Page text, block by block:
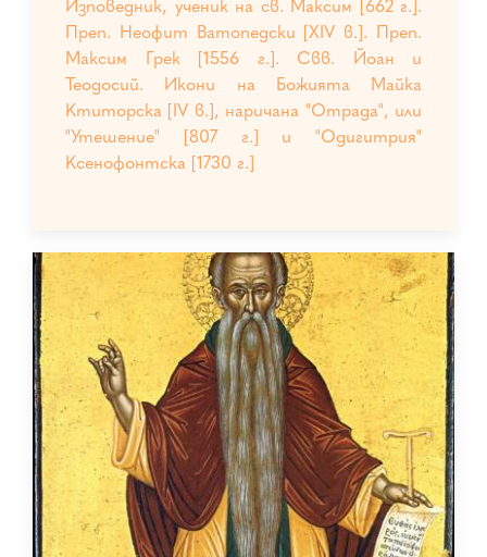
Изповедник, ученик на св. Максим [662 г.].
Преп. Неофит Ватопедски [XIV в.]. Преп.
Максим Грек [1556 г.]. Свв. Йоан и
Теодосий. Икони на Божията Майка
Ктиторска [IV в.], наричана "Отрада", или
"Утешение" [807 г.] и "Одигитрия"
Ксенофонтска [1730 г.]